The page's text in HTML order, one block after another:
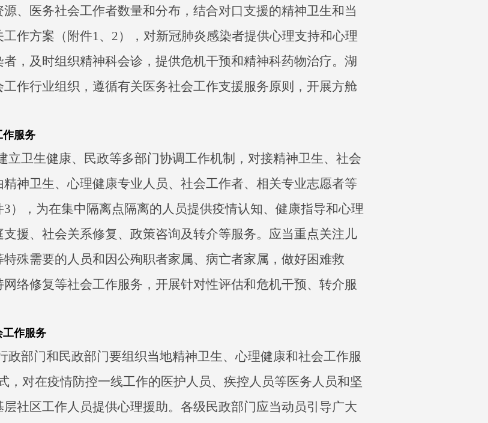
、医务社会工作者数量和分布，结合对口支援的精神卫生和当
作方案（附件1、2），对新冠肺炎感染者提供心理支持和心理
，及时组织精神科会诊，提供危机干预和精神科药物治疗。湖
作行业组织，遵循有关医务社会工作支援服务原则，开展方舱
作服务
立卫生健康、民政等多部门协调工作机制，对接精神卫生、社会
神卫生、心理健康专业人员、社会工作者、相关专业志愿者等
），为在集中隔离点隔离的人员提供疫情认知、健康指导和心理
援、社会关系修复、政策咨询及转介等服务。应当重点关注儿
殊需要的人员和因公殉职者家属、病亡者家属，做好困难救
络修复等社会工作服务，开展针对性评估和危机干预、转介服
作服务
政部门和民政部门要组织当地精神卫生、心理健康和社会工作服
，对在疫情防控一线工作的医护人员、疾控人员等医务人员和坚
社区工作人员提供心理援助。各级民政部门应当动员引导广大